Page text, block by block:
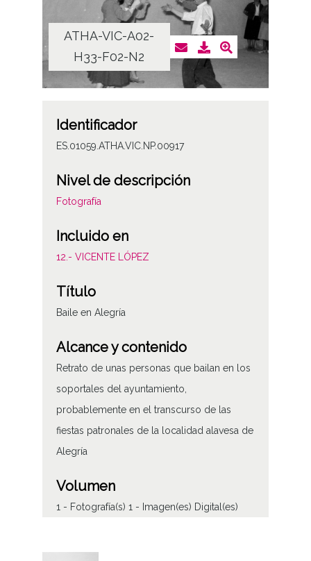
ATHA-VIC-A02-
H33-F02-N2
Identificador
ES.01059.ATHA.VIC.NP.00917
Nivel de descripción
Fotografía
Incluido en
12.- VICENTE LÓPEZ
Título
Baile en Alegría
Alcance y contenido
Retrato de unas personas que bailan en los
soportales del ayuntamiento,
probablemente en el transcurso de las
fiestas patronales de la localidad alavesa de
Alegría
Volumen
1 - Fotografía(s) 1 - Imagen(es) Digital(es)